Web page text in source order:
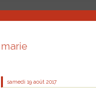
marie
samedi 19 août 2017